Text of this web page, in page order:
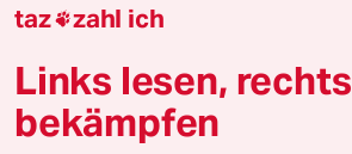
Verlag
Aktuelles
taz zahl ich
Links lesen, rechts
bekämpfen